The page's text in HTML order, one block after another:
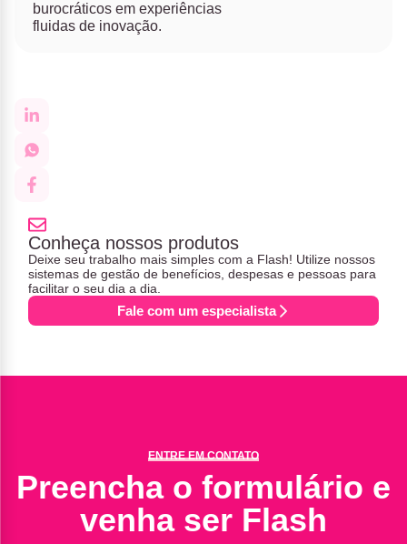
burocráticos em experiências
fluidas de inovação.
Conheça nossos produtos
Deixe seu trabalho mais simples com a Flash! Utilize nossos
sistemas de gestão de benefícios, despesas e pessoas para
facilitar o seu dia a dia.
Fale com um especialista
ENTRE EM CONTATO
Preencha o formulário e
venha ser Flash